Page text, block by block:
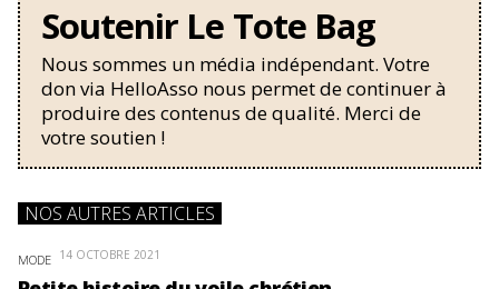
Soutenir Le Tote Bag
Nous sommes un média indépendant. Votre
don via HelloAsso nous permet de continuer à
produire des contenus de qualité. Merci de
votre soutien !
NOS AUTRES ARTICLES
MODE 14 OCTOBRE 2021